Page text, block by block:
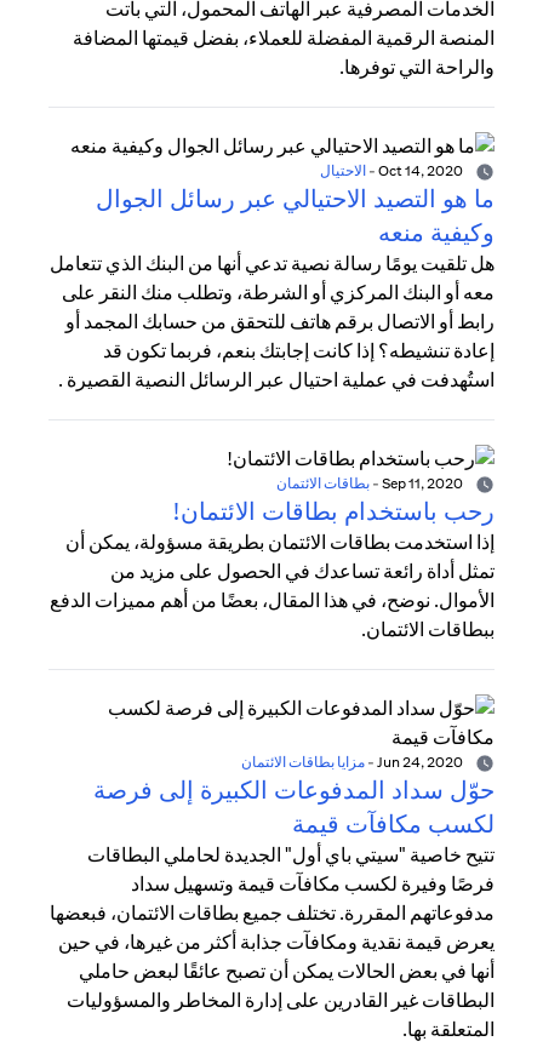
الخدمات المصرفية عبر الهاتف المحمول، التي باتت
المنصة الرقمية المفضلة للعملاء، بفضل قيمتها المضافة
والراحة التي توفرها.
- الاحتيال
ما هو التصيد الاحتيالي عبر رسائل الجوال
وكيفية منعه
هل تلقيت يومًا رسالة نصية تدعي أنها من البنك الذي تتعامل
معه أو البنك المركزي أو الشرطة، وتطلب منك النقر على
رابط أو الاتصال برقم هاتف للتحقق من حسابك المجمد أو
إعادة تنشيطه؟ إذا كانت إجابتك بنعم، فربما تكون قد
استُهدفت في عملية احتيال عبر الرسائل النصية القصيرة .
- بطاقات الائتمان
رحب باستخدام بطاقات الائتمان!
إذا استخدمت بطاقات الائتمان بطريقة مسؤولة، يمكن أن
تمثل أداة رائعة تساعدك في الحصول على مزيد من
الأموال. نوضح، في هذا المقال، بعضًا من أهم مميزات الدفع
ببطاقات الائتمان.
- مزايا بطاقات الائتمان
حوّل سداد المدفوعات الكبيرة إلى فرصة
لكسب مكافآت قيمة
تتيح خاصية "سيتي باي أول" الجديدة لحاملي البطاقات
فرصًا وفيرة لكسب مكافآت قيمة وتسهيل سداد
مدفوعاتهم المقررة. تختلف جميع بطاقات الائتمان، فبعضها
يعرض قيمة نقدية ومكافآت جذابة أكثر من غيرها، في حين
أنها في بعض الحالات يمكن أن تصبح عائقًا لبعض حاملي
البطاقات غير القادرين على إدارة المخاطر والمسؤوليات
المتعلقة بها.